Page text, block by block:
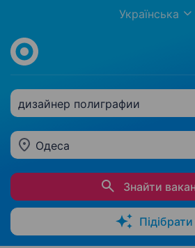
Українська
дизайнер полиграфии
Одеса
Знайти
Підібрати